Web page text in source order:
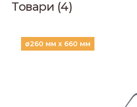
Товари (4)
ø260 мм х 660 мм